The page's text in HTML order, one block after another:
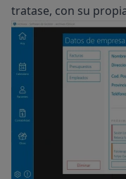
tratase, con su